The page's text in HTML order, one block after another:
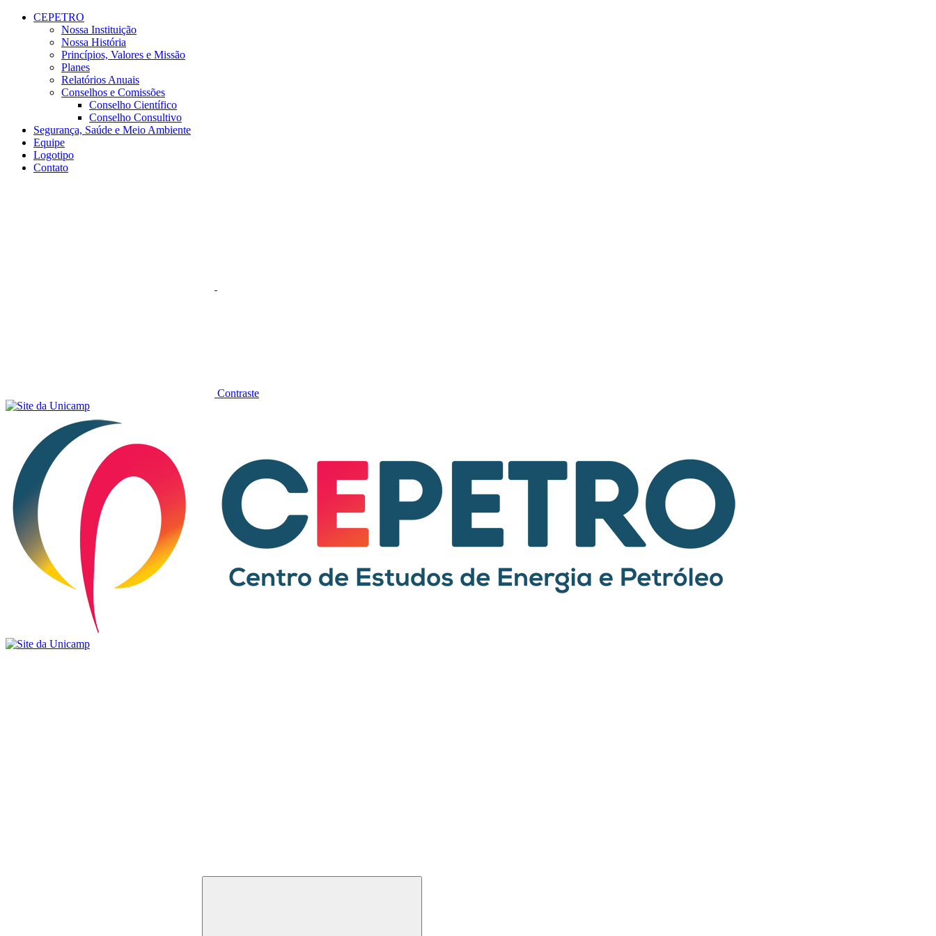
Conteúdo principal
CEPETRO
Nossa Instituição
Nossa História
Princípios, Valores e Missão
Planes
Relatórios Anuais
Conselhos e Comissões
Conselho Científico
Conselho Consultivo
Segurança, Saúde e Meio Ambiente
Equipe
Logotipo
Contato
Contraste